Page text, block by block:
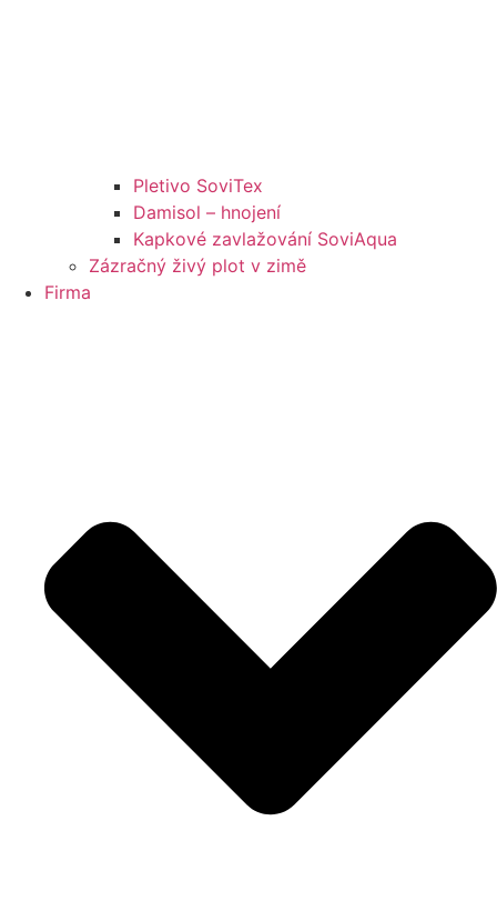
Pletivo SoviTex
Damisol – hnojení
Kapkové zavlažování SoviAqua
Zázračný živý plot v zimě
Firma